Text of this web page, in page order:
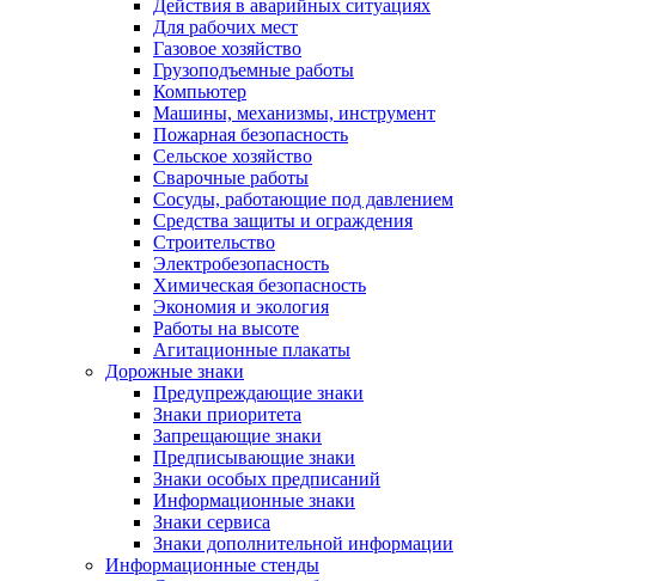
Действия в аварийных ситуациях
Для рабочих мест
Газовое хозяйство
Грузоподъемные работы
Компьютер
Машины, механизмы, инструмент
Пожарная безопасность
Сельское хозяйство
Сварочные работы
Сосуды, работающие под давлением
Средства защиты и ограждения
Строительство
Электробезопасность
Химическая безопасность
Экономия и экология
Работы на высоте
Агитационные плакаты
Дорожные знаки
Предупреждающие знаки
Знаки приоритета
Запрещающие знаки
Предписывающие знаки
Знаки особых предписаний
Информационные знаки
Знаки сервиса
Знаки дополнительной информации
Информационные стенды